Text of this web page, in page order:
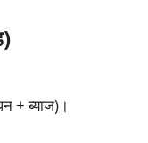
+ ब्याज)।